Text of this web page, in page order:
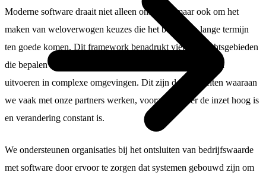
Moderne software draait niet alleen om code, maar ook om het
maken van weloverwogen keuzes die het bedrijf op lange termijn
ten goede komen. Dit framework benadrukt vier aandachtsgebieden
die bepalen hoe we softwaresystemen plannen, bouwen en
uitvoeren in complexe omgevingen. Dit zijn de prioriteiten waaraan
we vaak met onze partners werken, vooral wanneer de inzet hoog is
en verandering constant is.
We ondersteunen organisaties bij het ontsluiten van bedrijfswaarde
met software door ervoor te zorgen dat systemen gebouwd zijn om